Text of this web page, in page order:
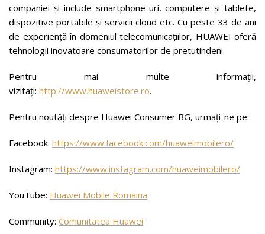
companiei și include smartphone-uri, computere și tablete,
dispozitive portabile și servicii cloud etc. Cu peste 33 de ani
de experiență în domeniul telecomunicațiilor, HUAWEI oferă
tehnologii inovatoare consumatorilor de pretutindeni.
Pentru mai multe informații,
vizitați: http://www.huaweistore.ro.
Pentru noutăți despre Huawei Consumer BG, urmați-ne pe:
Facebook: https://www.facebook.com/huaweimobilero/
Instagram: https://www.instagram.com/huaweimobilero/
YouTube: Huawei Mobile Romaina
Community: Comunitatea Huawei